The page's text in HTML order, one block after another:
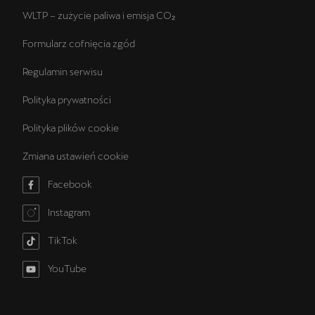
WLTP – zużycie paliwa i emisja CO₂
Formularz cofnięcia zgód
Regulamin serwisu
Polityka prywatności
Polityka plików cookie
Zmiana ustawień cookie
Facebook
Instagram
TikTok
YouTube